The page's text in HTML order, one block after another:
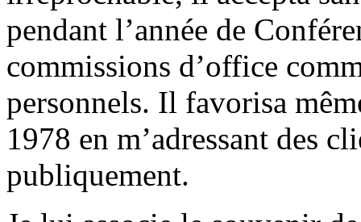
pendant l’année de
commissions d’office
personnels. Il favorisa
1978 en m’adressant des
publiquement.